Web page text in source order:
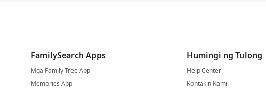
FamilySearch Apps
Mga Family Tree App
Memories App
Humingi ng Tulong
Help Center
Kontakin Kami